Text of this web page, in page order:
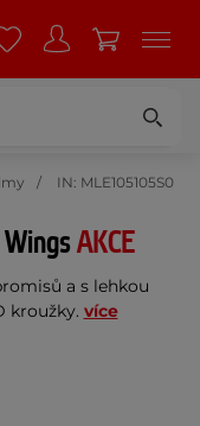
IN: MLE105105S0
AKCE
a s lehkou
kroužky. více